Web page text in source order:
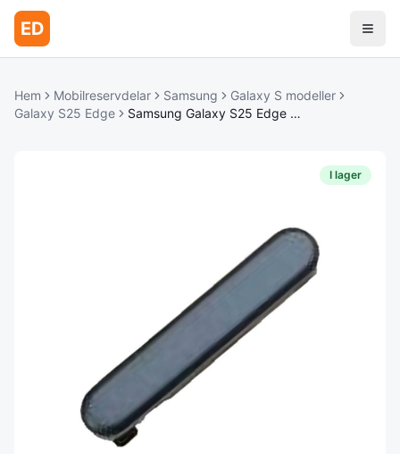
ED
Hem Mobilreservdelar Samsung
Galaxy S modeller
Galaxy S25 Edge
Samsung Galaxy S25 Edge Strömknapp - Titanium Jetblack
I lager